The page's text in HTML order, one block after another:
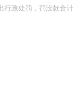
行政处罚，罚没款合计